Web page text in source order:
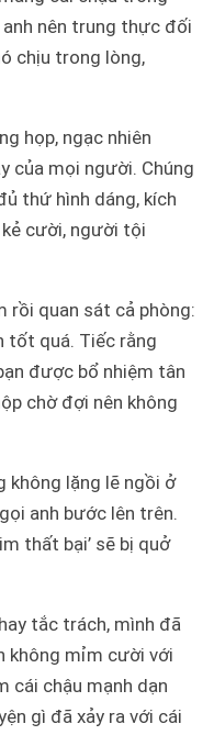
nên trung thực đối
chịu trong lòng,
họp, ngạc nhiên
của mọi người. Chúng
thứ hình dáng, kích
kẻ cười, người tội
rồi quan sát cả phòng:
tốt quá. Tiếc rằng
được bổ nhiệm tân
chờ đợi nên không
không lặng lẽ ngồi ở
anh bước lên trên.
thất bại’ sẽ bị quở
tắc trách, mình đã
không mỉm cười với
cái chậu mạnh dạn
gì đã xảy ra với cái